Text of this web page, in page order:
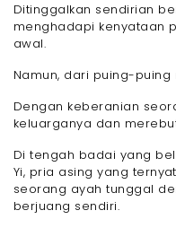
Ditinggalkan sendirian
menghadapi kenyataan
awal.
Namun, dari puing-puing
Dengan keberanian
keluarganya dan
Di tengah badai yang
Yi, pria asing yang
seorang ayah tunggal
berjuang sendiri.